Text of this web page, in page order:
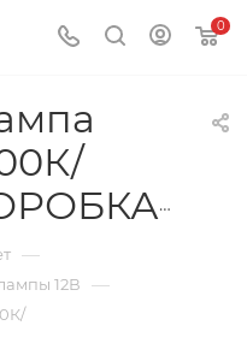
0
H11.12V.55W.КОРОБКА-1шт.
—
12В —